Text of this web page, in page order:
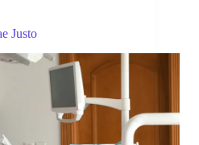
Justo